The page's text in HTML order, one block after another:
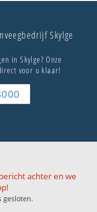
Skylge
in Skylge? Onze
voor u klaar!
achter en we
gesloten.